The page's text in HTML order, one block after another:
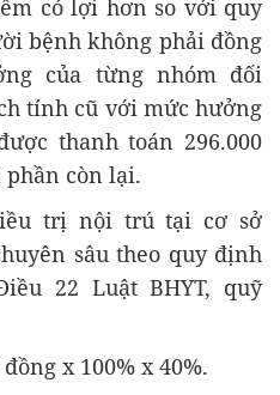
có lợi hơn so với quy
bệnh không phải đồng
của từng nhóm đối
tính cũ với mức hưởng
thanh toán 296.000
còn lại.
trị nội trú tại cơ sở
sâu theo quy định
22 Luật BHYT, quỹ
x 100% x 40%.